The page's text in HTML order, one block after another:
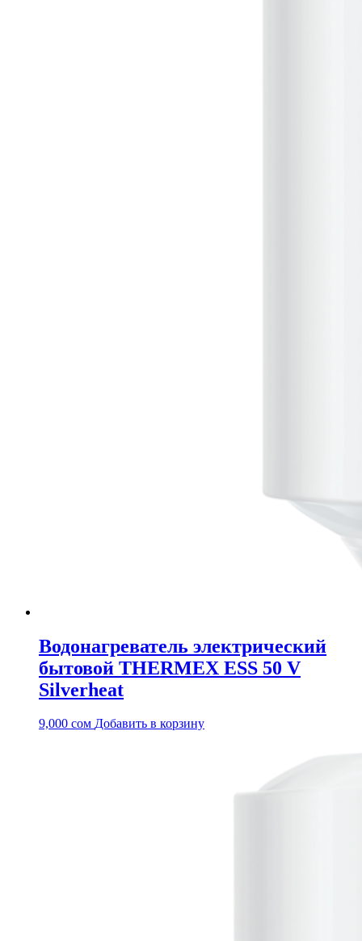
Водонагреватель электрический
бытовой THERMEX ESS 50 V
Silverheat
9,000 сом Добавить в корзину